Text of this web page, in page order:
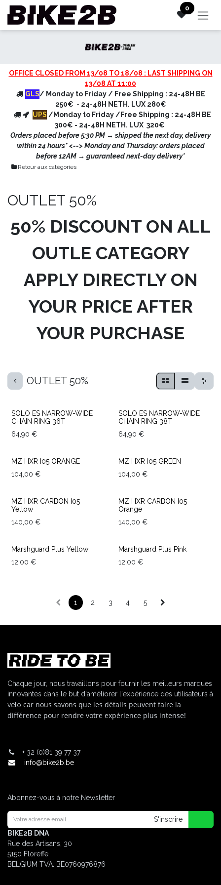
Se rendre au contenu 0
OFFICE CLOSED FROM 13/08 TO 18/08 : LAST SHIPPING ON
13/08 AT 11:00
GLS/ Monday to Friday / Free Shipping : 24-48H BE
250€ - 24-48H NETH. LUX 280€
UPS /Monday to Friday /Free Shipping : 24-48H BE
300€ - 24-48H NETH. LUX 320€
Orders placed before 5:30 PM → shipped the next day, delivery
within 24 hours* <--> Monday and Thursday: orders placed
before 12AM → guaranteed next-day delivery*
Retour aux catégories
OUTLET 50%
50% DISCOUNT ON ALL
OUTLE CATEGORY
APPLY DIRECTLY ON
YOUR PRICE AFTER
YOUR PURCHASE
OUTLET 50%
End of stock
SOLO ES NARROW-WIDE
CHAIN RING 36T
64,90 € End of stock
SOLO ES NARROW-WIDE
CHAIN RING 38T
64,90 €
End of stock
MZ HXR I05 ORANGE
104,00 € End of stock
MZ HXR I05 GREEN
104,00 €
End of stock
MZ HXR CARBON I05
Yellow
140,00 € End of stock
MZ HXR CARBON I05
Orange
140,00 €
End of stock
Marshguard Plus Yellow
12,00 € End of stock
Marshguard Plus Pink
12,00 €
1 2 3 4 5
Chaque jour, nous travaillons pour fournir les meilleurs marques
innovantes dans le but d'améliorer l'expérience des utilisateurs à
vélo car nous savons que les détails peuvent faire la
différence pour rendre votre expérience plus intense!
+ 32 (0)81 39 77 37
info@bike2b.be
Abonnez-vous à notre Newsletter
S'inscrire
BIKE2B DNA
Rue des Artisans, 30
5150 Floreffe
BELGIUM TVA: BE0760976876